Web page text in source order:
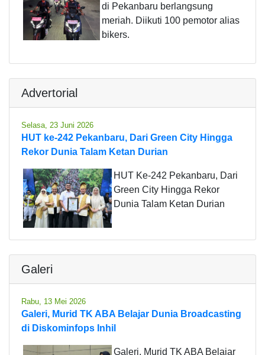
di Pekanbaru berlangsung
meriah. Diikuti 100 pemotor alias
bikers.
Advertorial
Selasa, 23 Juni 2026
HUT ke-242 Pekanbaru, Dari Green City Hingga
Rekor Dunia Talam Ketan Durian
HUT Ke-242 Pekanbaru, Dari
Green City Hingga Rekor
Dunia Talam Ketan Durian
Galeri
Rabu, 13 Mei 2026
Galeri, Murid TK ABA Belajar Dunia Broadcasting
di Diskominfops Inhil
Galeri, Murid TK ABA Belajar